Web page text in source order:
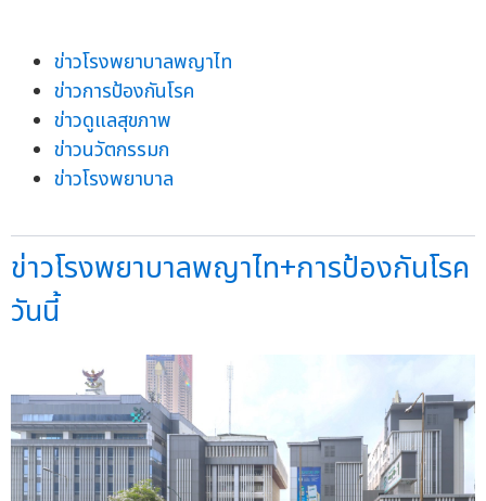
ข่าวโรงพยาบาลพญาไท
ข่าวการป้องกันโรค
ข่าวดูแลสุขภาพ
ข่าวนวัตกรรมก
ข่าวโรงพยาบาล
ข่าวโรงพยาบาลพญาไท+การป้องกันโรค
วันนี้